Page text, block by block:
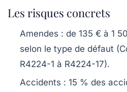
Les risques concrets
Amendes : de 135 € à 1
selon le type de défaut
R4224-1 à R4224-17).
Accidents : 15 % des